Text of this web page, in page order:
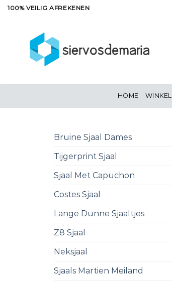
Ga100% VEILIG AFREKENEN
HOME WINKEL
Bruine Sjaal Dames
Tijgerprint Sjaal
Sjaal Met Capuchon
Costes Sjaal
Lange Dunne Sjaaltjes
Z8 Sjaal
Neksjaal
Sjaals Martien Meiland